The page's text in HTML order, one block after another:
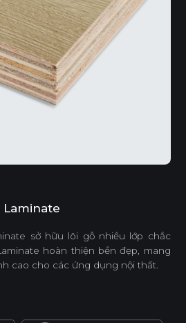
sở hữu lõi gỗ nhiều lớp chắc
hoàn thiện bền đẹp, mang
cao cho các ứng dụng nội thất.